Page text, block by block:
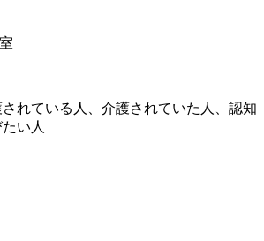
れている人、介護されていた人、認知
い人